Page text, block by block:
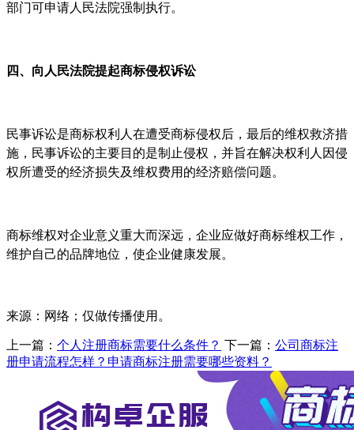
部门可申请人民法院强制执行。
四、向人民法院提起商标侵权诉讼
民事诉讼是商标权利人在遭受商标侵权后，最后的维权救济措
施，民事诉讼的主要目的是制止侵权，并旨在解决权利人因侵
权所遭受的经济损失及维权费用的经济赔偿问题。
商标维权对企业意义重大而深远，企业应做好商标维权工作，
维护自己的品牌地位，使企业健康发展。
来源：网络；仅做传播使用。
上一篇： 个人注册商标需要什么条件？ 下一篇： 公司商标注
册申请流程怎样？申请商标注册需要哪些资料？